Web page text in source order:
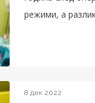
режими, а
8 дек 2022